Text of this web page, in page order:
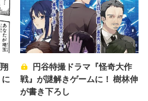
円谷特撮ドラマ『怪奇大作
戦』が謎解きゲームに！ 樹林伸
が書き下ろし